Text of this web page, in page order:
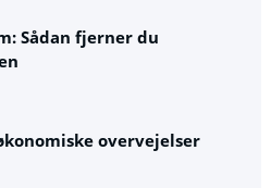
Sådan fjerner du
overvejelser